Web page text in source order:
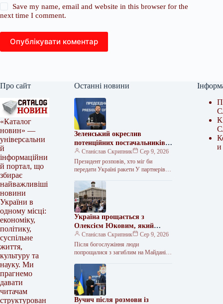
Save my name, email and website in this browser for the
next time I comment.
Опублікувати коментар
Про сайт
«Каталог
новин» —
універсальни
й
інформаційни
й портал, що
збирає
найважливіші
новини
України в
одному місці:
економіку,
політику,
суспільне
життя,
культуру та
науку. Ми
прагнемо
давати
читачам
структурован
Останні новини
Зеленський окреслив
потенційних постачальників
ракет для Patriot
Станіслав Скрипник
Сер 9, 2026
Президент розповів, хто міг би
передати Україні ракети У партнерів є
могли б передати…
Україна прощається з
Олексієм Юковим, який
понад 25 років шукав
загиблих на війні
Станіслав Скрипник
Сер 9, 2026
Після богослужіння люди
попрощалися з загиблим на Майдані
прощання говорила про його роботу,
небезпеку, з…
Вучич після розмови із
и